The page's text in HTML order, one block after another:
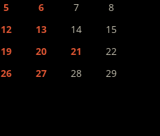
5 6 7
8
12 13 14
15
19 20 21
22
26 27 28
29